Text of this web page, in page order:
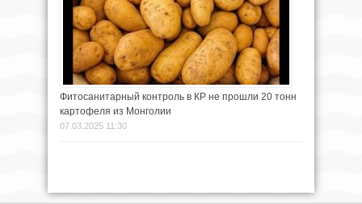
Фитосанитарный контроль в КР не прошли 20 тонн
картофеля из Монголии
07.03.2025 11:30